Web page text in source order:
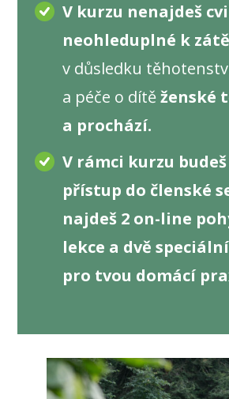
V kurzu nenajdeš
neohleduplné k
v důsledku
a péče o dítěženské
a prochází.
V rámci kurzu
přístup do členské
najdeš 2 on-line
lekce a dvě
pro tvou domácí